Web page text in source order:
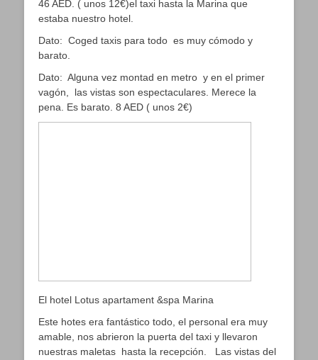
46 AED. ( unos 12€)el taxi hasta la Marina que
estaba nuestro hotel.
Dato: Coged taxis para todo es muy cómodo y
barato.
Dato: Alguna vez montad en metro y en el primer
vagón, las vistas son espectaculares. Merece la
pena. Es barato. 8 AED ( unos 2€)
El hotel Lotus apartament &spa Marina
Este hotes era fantástico todo, el personal era muy
amable, nos abrieron la puerta del taxi y llevaron
nuestras maletas hasta la recepción. Las vistas del